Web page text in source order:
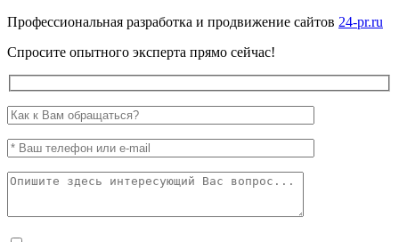
Профессиональная разработка и продвижение сайтов 24-pr.ru
Спросите опытного эксперта прямо сейчас!